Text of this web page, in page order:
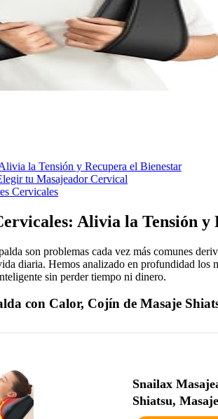
la Tensión y Recupera el Bienestar
tu Masajeador Cervical
Cervicales
Alivia la Tensión y
son problemas cada vez más comunes
diaria. Hemos analizado en profundidad
sin perder tiempo ni dinero.
con Calor, Cojín de Masaje
Snailax
Shiatsu,